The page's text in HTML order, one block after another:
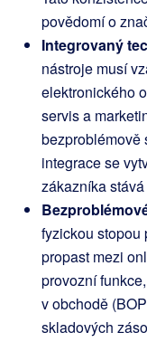
povědomí o
Integrovaný
nástroje musí
elektronického
servis a
bezproblémově
integrace se
zákazníka
fyzickou
propast mezi
provozní
v obchodě
skladových